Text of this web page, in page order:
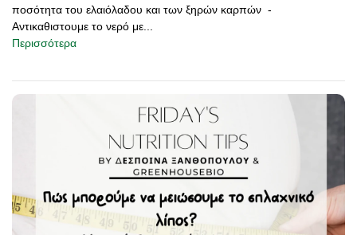
ποσότητα του ελαιόλαδου και των ξηρών καρπών -
Αντικαθιστουμε το νερό με...
Περισσότερα